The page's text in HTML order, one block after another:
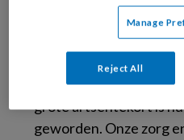
verzekeringsartsen is
maar slecht geweest.
aan het krijgen van
arbeidsvoorwaarden.
grote artsentekort is
geworden. Onze zorg
Manage
Reject All